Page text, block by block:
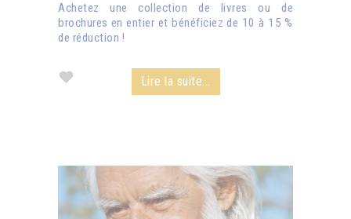
Achetez une collection de livres ou de
brochures en entier et bénéficiez de 10 à 15 %
de réduction !
Lire la suite...